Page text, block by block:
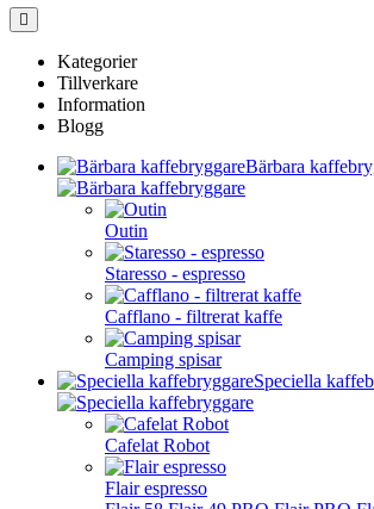
Kategorier
Tillverkare
Information
Blogg
Bärbara
Outin
Staresso - espresso
Cafflano - filtrerat kaffe
Camping spisar
Speciella
Cafelat Robot
Flair espresso